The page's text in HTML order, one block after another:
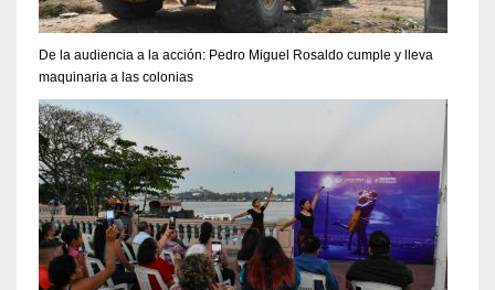
De la audiencia a la acción: Pedro Miguel Rosaldo cumple y lleva
maquinaria a las colonias